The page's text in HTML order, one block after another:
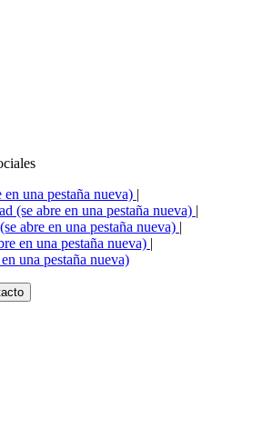
en una pestaña nueva) |
(se abre en una pestaña nueva) |
(se abre en una pestaña nueva) |
en una pestaña nueva) |
una pestaña nueva)